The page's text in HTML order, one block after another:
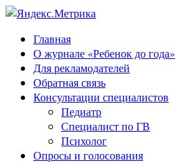
Главная
О журнале «Ребенок до года»
Для рекламодателей
Обратная связь
Консультации специалистов
Педиатр
Специалист по ГВ
Психолог
Опросы и голосования